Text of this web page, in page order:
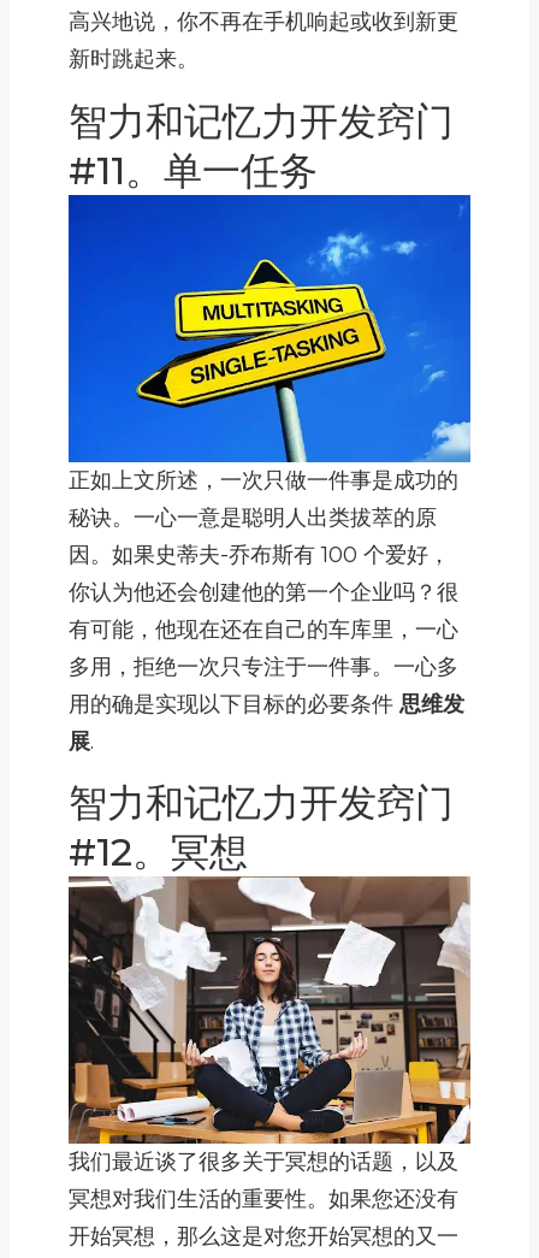
高兴地说，你不再在手机响起或收到新更
新时跳起来。
智力和记忆力开发窍门
#11。单一任务
正如上文所述，一次只做一件事是成功的
秘诀。一心一意是聪明人出类拔萃的原
因。如果史蒂夫-乔布斯有 100 个爱好，
你认为他还会创建他的第一个企业吗？很
有可能，他现在还在自己的车库里，一心
多用，拒绝一次只专注于一件事。一心多
用的确是实现以下目标的必要条件思维发
展.
智力和记忆力开发窍门
#12。冥想
我们最近谈了很多关于冥想的话题，以及
冥想对我们生活的重要性。如果您还没有
开始冥想，那么这是对您开始冥想的又一